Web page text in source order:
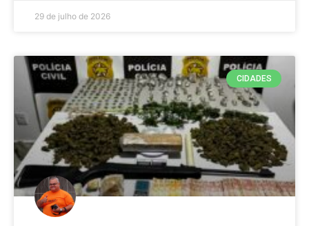
29 de julho de 2026
CIDADES